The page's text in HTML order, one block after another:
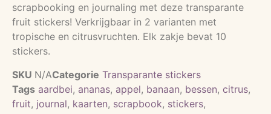
scrapbooking en journaling met deze transparante
fruit stickers! Verkrijgbaar in 2 varianten met
tropische en citrusvruchten. Elk zakje bevat 10
stickers.
SKU N/ACategorie Transparante stickers
Tags aardbei, ananas, appel, banaan, bessen, citrus,
fruit, journal, kaarten, scrapbook, stickers,